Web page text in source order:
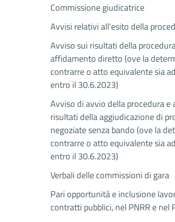
Commissione giudicatrice
Avvisi relativi all'esito della
Avviso sui risultati della
affidamento diretto (ove la
contrarre o atto equivalente sia
entro il 30.6.2023)
Avviso di avvio della procedura e
risultati della aggiudicazione di
negoziate senza bando (ove la
contrarre o atto equivalente sia
entro il 30.6.2023)
Verbali delle commissioni di gara
Pari opportunità e inclusione
contratti pubblici, nel PNRR e nel